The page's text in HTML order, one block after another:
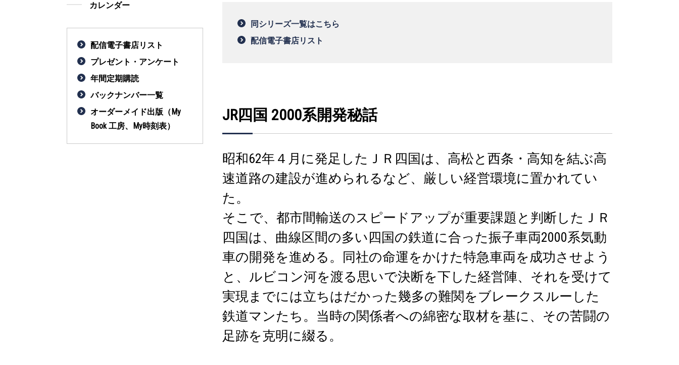
カレンダー
配信電子書店リスト
プレゼント・アンケート
年間定期購読
バックナンバー一覧
オーダーメイド出版（My
Book 工房、My時刻表）
同シリーズ一覧はこちら
配信電子書店リスト
JR四国 2000系開発秘話
昭和62年４月に発足したＪＲ四国は、高松と西条・高知を結ぶ高
速道路の建設が進められるなど、厳しい経営環境に置かれてい
た。
そこで、都市間輸送のスピードアップが重要課題と判断したＪＲ
四国は、曲線区間の多い四国の鉄道に合った振子車両2000系気動
車の開発を進める。同社の命運をかけた特急車両を成功させよう
と、ルビコン河を渡る思いで決断を下した経営陣、それを受けて
実現までには立ちはだかった幾多の難関をブレークスルーした
鉄道マンたち。当時の関係者への綿密な取材を基に、その苦闘の
足跡を克明に綴る。